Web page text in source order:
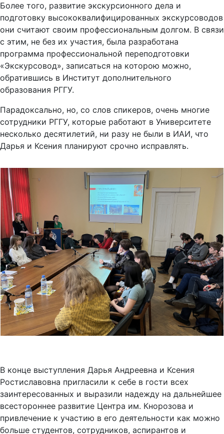
Более того, развитие экскурсионного дела и
подготовку высококвалифицированных экскурсоводов
они считают своим профессиональным долгом. В связи
с этим, не без их участия, была разработана
программа профессиональной переподготовки
«Экскурсовод», записаться на которою можно,
обратившись в Институт дополнительного
образования РГГУ.
Парадоксально, но, со слов спикеров, очень многие
сотрудники РГГУ, которые работают в Университете
несколько десятилетий, ни разу не были в ИАИ, что
Дарья и Ксения планируют срочно исправлять.
В конце выступления Дарья Андреевна и Ксения
Ростиславовна пригласили к себе в гости всех
заинтересованных и выразили надежду на дальнейшее
всестороннее развитие Центра им. Кнорозова и
привлечение к участию в его деятельности как можно
больше студентов, сотрудников, аспирантов и